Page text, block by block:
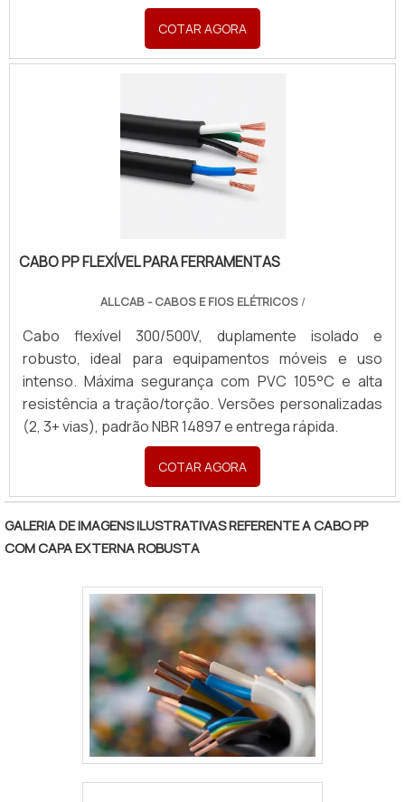
assistência técnica especializada para sua indústria.
COTAR AGORA
CABO PP FLEXÍVEL PARA FERRAMENTAS
ALLCAB - CABOS E FIOS ELÉTRICOS/
Cabo flexível 300/500V, duplamente isolado e
robusto, ideal para equipamentos móveis e uso
intenso. Máxima segurança com PVC 105°C e alta
resistência a tração/torção. Versões personalizadas
(2, 3+ vias), padrão NBR 14897 e entrega rápida.
COTAR AGORA
GALERIA DE IMAGENS ILUSTRATIVAS REFERENTE A CABO PP
COM CAPA EXTERNA ROBUSTA